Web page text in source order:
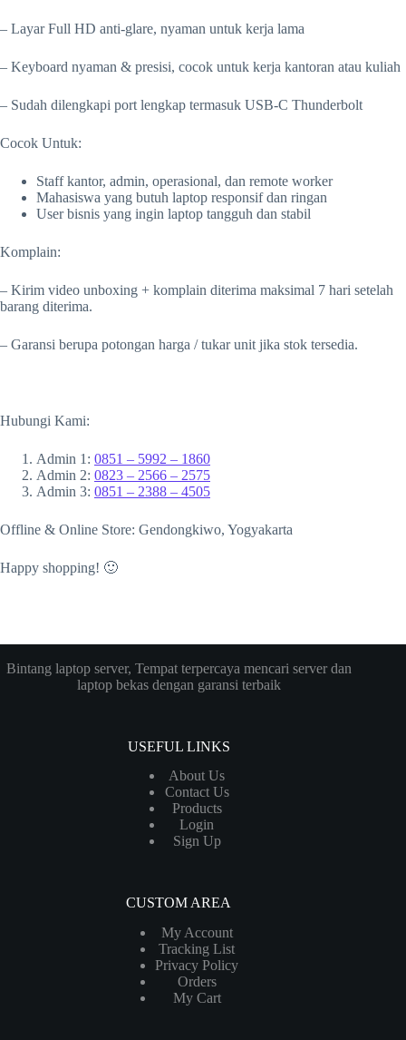
– Layar Full HD anti-glare, nyaman untuk kerja lama
– Keyboard nyaman & presisi, cocok untuk kerja kantoran atau kuliah
– Sudah dilengkapi port lengkap termasuk USB-C Thunderbolt
Cocok Untuk:
Staff kantor, admin, operasional, dan remote worker
Mahasiswa yang butuh laptop responsif dan ringan
User bisnis yang ingin laptop tangguh dan stabil
Komplain:
– Kirim video unboxing + komplain diterima maksimal 7 hari setelah
barang diterima.
– Garansi berupa potongan harga / tukar unit jika stok tersedia.
Hubungi Kami:
Admin 1: 0851 – 5992 – 1860
Admin 2: 0823 – 2566 – 2575
Admin 3: 0851 – 2388 – 4505
Offline & Online Store: Gendongkiwo, Yogyakarta
Happy shopping! 🙂
Bintang laptop server, Tempat terpercaya mencari server dan
laptop bekas dengan garansi terbaik
USEFUL LINKS
About Us
Contact Us
Products
Login
Sign Up
CUSTOM AREA
My Account
Tracking List
Privacy Policy
Orders
My Cart